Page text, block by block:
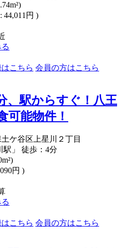
44,011円 )
こちら 会員の方はこちら
、駅からすぐ！八王
可能物件！
ケ谷区上星川２丁目
駅」 徒歩：4分
円 )
こちら 会員の方はこちら